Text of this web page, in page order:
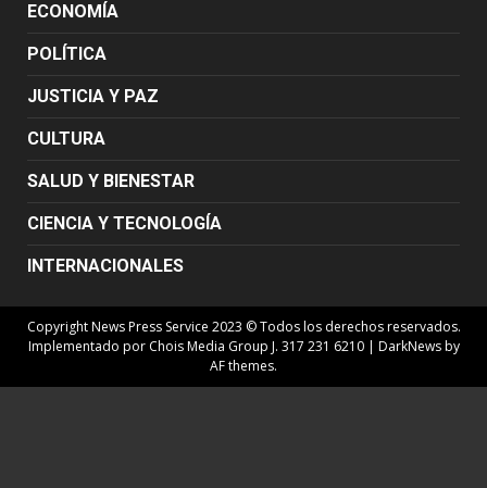
ECONOMÍA
POLÍTICA
JUSTICIA Y PAZ
CULTURA
SALUD Y BIENESTAR
CIENCIA Y TECNOLOGÍA
INTERNACIONALES
Copyright News Press Service 2023 © Todos los derechos reservados.
Implementado por Chois Media Group J. 317 231 6210 | DarkNewsby
AF themes.